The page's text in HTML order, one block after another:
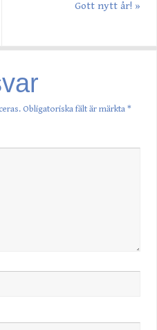
Gott nytt år! »
Obligatoriska fält är märkta *